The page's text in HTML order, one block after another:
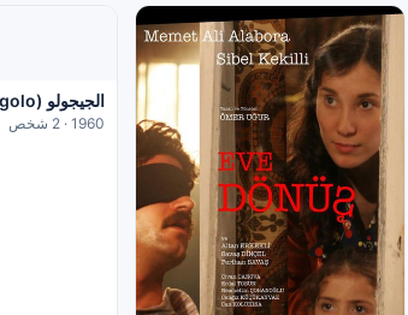
الجيجولو (The Gigolo)
1960 · 2 شخص